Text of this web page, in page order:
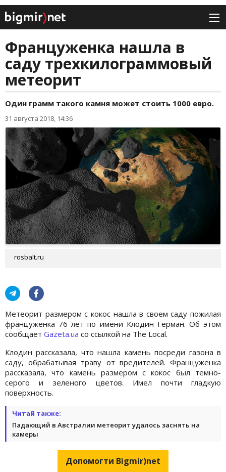
Француженка нашла в
саду трехкилограммовый
метеорит
Один грамм такого камня может стоить 1000 евро.
31 августа 2018, 14:36
rosbalt.ru
Метеорит размером с кокос нашла в своем саду пожилая
француженка 76 лет по имени Клодин Герман. Об этом
сообщает Gazeta.ua со ссылкой на The Local.
Клодин рассказала, что нашла камень посреди газона в
саду, обрабатывая траву от вредителей. Француженка
рассказала, что камень размером с кокос был темно-
серого и зеленого цветов. Имел почти гладкую
поверхность.
Читай также:
Падающий в Австралии метеорит удалось заснять на
камеры
Допомогти Bigmir)net